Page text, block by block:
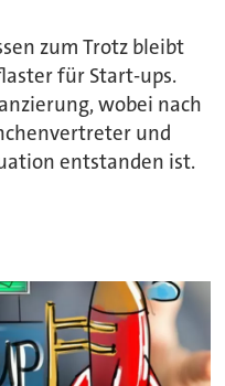
zum Trotz bleibt
für Start-ups.
wobei nach
und
entstanden ist.